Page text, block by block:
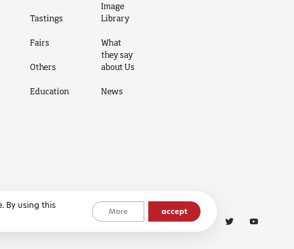
By using this
More accept
Tastings
Fairs
Others
Education
Image
Library
What
they say
about Us
News
Cookies Policy